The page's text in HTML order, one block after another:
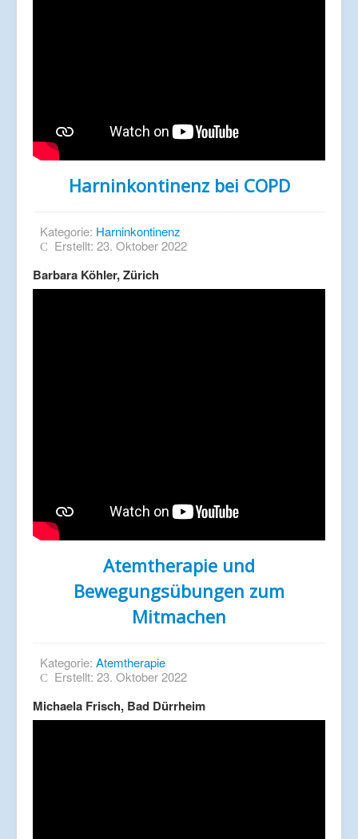
Harninkontinenz bei COPD
Kategorie: Harninkontinenz
Erstellt: 23. Oktober 2022
Barbara Köhler, Zürich
Atemtherapie und
Bewegungsübungen zum
Mitmachen
Kategorie: Atemtherapie
Erstellt: 23. Oktober 2022
Michaela Frisch, Bad Dürrheim